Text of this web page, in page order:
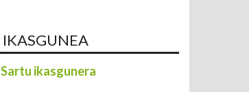
IKASGUNEA
Sartu ikasgunera